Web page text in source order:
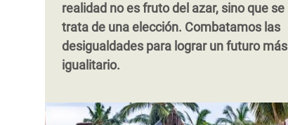
Paginación
realidad no es fruto del azar, sino que se
trata de una elección. Combatamos las
desigualdades para lograr un futuro más
igualitario.